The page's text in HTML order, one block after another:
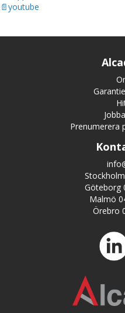
youtube
Prenumerera
Göteborg
Malmö
Örebro